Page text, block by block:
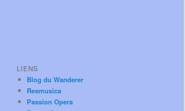
LIENS
Blog du Wanderer
Resmusica
Passion Opera